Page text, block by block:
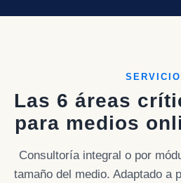
Las 6 áreas
para medios
Consultoría integral o por
tamaño del medio. Adaptado a